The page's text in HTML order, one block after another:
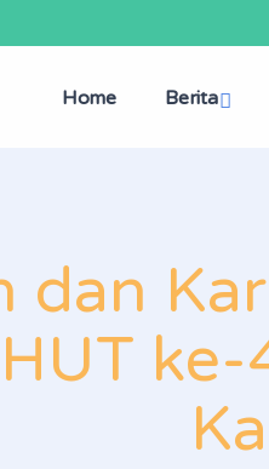
Home Berita
dan